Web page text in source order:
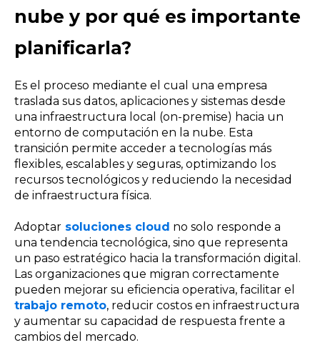
nube y por qué es importante
planificarla?
Es el proceso mediante el cual una empresa
traslada sus datos, aplicaciones y sistemas desde
una infraestructura local (on-premise) hacia un
entorno de computación en la nube. Esta
transición permite acceder a tecnologías más
flexibles, escalables y seguras, optimizando los
recursos tecnológicos y reduciendo la necesidad
de infraestructura física.
Adoptar soluciones cloud no solo responde a
una tendencia tecnológica, sino que representa
un paso estratégico hacia la transformación digital.
Las organizaciones que migran correctamente
pueden mejorar su eficiencia operativa, facilitar el
trabajo remoto, reducir costos en infraestructura
y aumentar su capacidad de respuesta frente a
cambios del mercado.